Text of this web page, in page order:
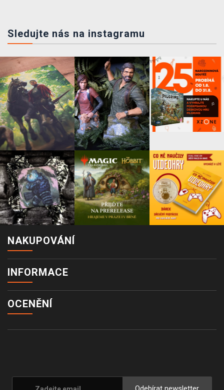
Sledujte nás na instagramu
NAKUPOVÁNÍ
INFORMACE
OCENĚNÍ